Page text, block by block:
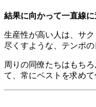
結果に向かって一直線に
生産性が高い人は、サ
尽くすような、テンポの
周りの同僚たちはもち
て、常にベストを求めて